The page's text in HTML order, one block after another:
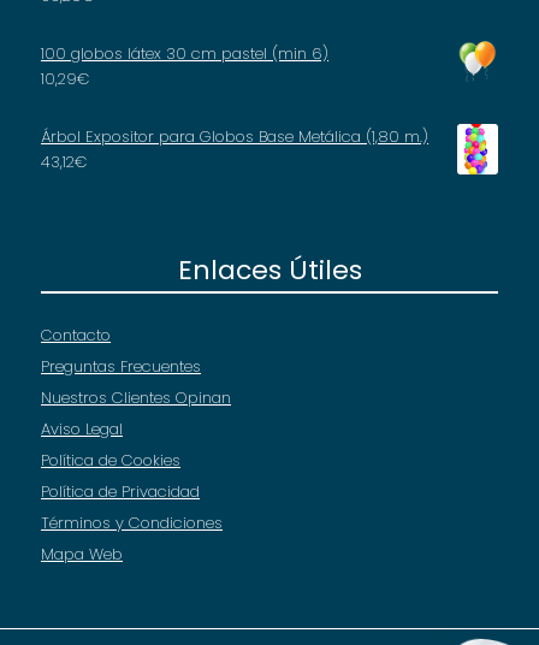
100 globos látex 30 cm pastel (min 6)
10,29€
Árbol Expositor para Globos Base Metálica (1,80 m.)
43,12€
Enlaces Útiles
Contacto
Preguntas Frecuentes
Nuestros Clientes Opinan
Aviso Legal
Política de Cookies
Política de Privacidad
Términos y Condiciones
Mapa Web